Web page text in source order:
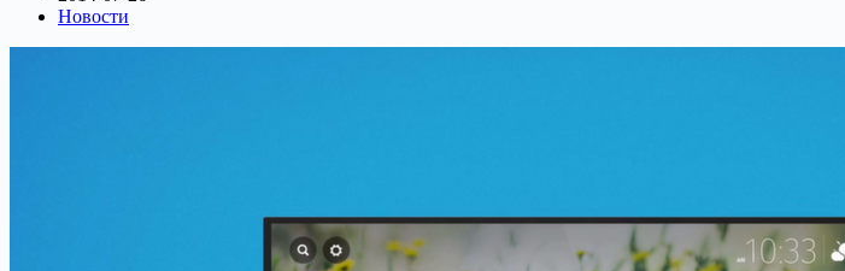
Новости